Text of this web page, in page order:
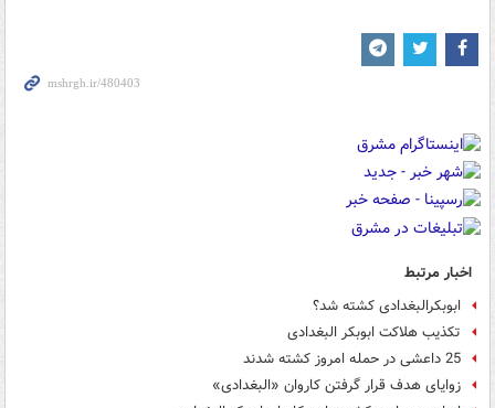
اخبار مرتبط
ابوبکرالبغدادی کشته شد؟
تکذیب هلاکت ابوبکر البغدادی
25 داعشی در حمله امروز کشته شدند
زوایای هدف قرار گرفتن کاروان «البغدادی»